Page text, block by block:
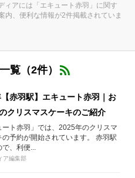
ィアには「エキュート赤羽」に関す
内、便利な情報が2件掲載されていま
覧（2件）
赤羽駅】エキュート赤羽｜お
クリスマスケーキのご紹介
ート赤羽」では、2025年のクリスマ
の予約が開始されています。 赤羽駅
で、利便...
ア編集部